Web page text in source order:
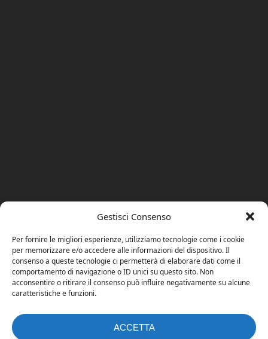
Gestisci Consenso
Per fornire le migliori esperienze, utilizziamo tecnologie come i cookie
per memorizzare e/o accedere alle informazioni del dispositivo. Il
consenso a queste tecnologie ci permetterà di elaborare dati come il
comportamento di navigazione o ID unici su questo sito. Non
acconsentire o ritirare il consenso può influire negativamente su alcune
caratteristiche e funzioni.
ACCETTA